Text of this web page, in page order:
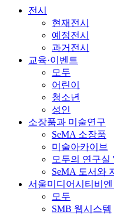
전시
현재전시
예정전시
과거전시
교육·이벤트
모두
어린이
청소년
성인
소장품과 미술연구
SeMA 소장품
미술아카이브
모두의 연구실
SeMA 도서와
서울미디어시티비엔
모두
SMB 웹시스템